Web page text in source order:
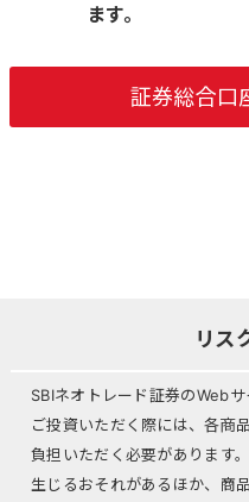
ます。
証券総合口
リス
SBIネオトレード証券のWeb
ご投資いただく際には、各商
負担いただく必要があります
生じるおそれがあるほか、商